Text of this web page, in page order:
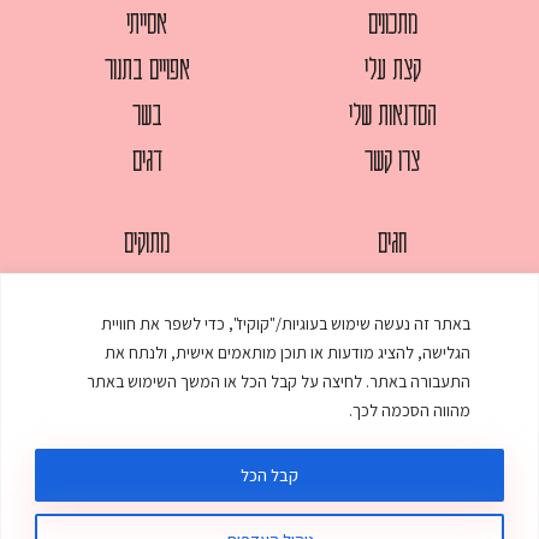
באתר זה נעשה שימוש בעוגיות/"קוקיז", כדי לשפר את חוויית
הגלישה, להציג מודעות או תוכן מותאמים אישית, ולנתח את
התעבורה באתר. לחיצה על קבל הכל או המשך השימוש באתר
מהווה הסכמה לכך.
קבל הכל
מתכונים
קצת עלי
הסדנאות שלי
צרו קשר
אסייתי
אפויים בתנור
בשר
דגים
חגים
מאפים
ממולאים
מרקים
מתוקים
עוגות
עוף